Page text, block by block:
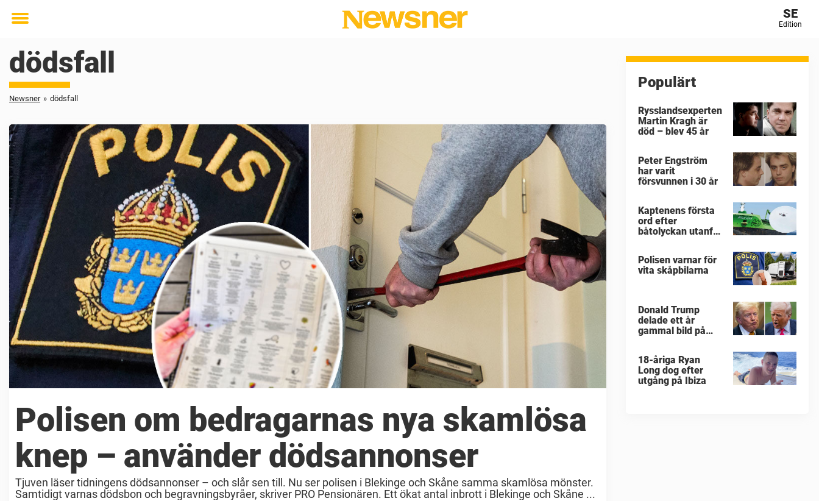
Toggle
SE
Edition
dödsfall
Newsner » dödsfall
Polisen om bedragarnas nya skamlösa
knep – använder dödsannonser
Tjuven läser tidningens dödsannonser – och slår sen till. Nu ser polisen i Blekinge och Skåne samma skamlösa mönster.
Samtidigt varnas dödsbon och begravningsbyråer, skriver PRO Pensionären. Ett ökat antal inbrott i Blekinge och Skåne ...
Populärt
Rysslandsexperten
Martin Kragh är
död – blev 45 år
Peter Engström
har varit
försvunnen i 30 år
Kaptenens första
ord efter
båtolyckan utanför
Polisen varnar för
vita skåpbilarna
Donald Trump
delade ett år
gammal bild på
18-åriga Ryan
Long dog efter
utgång på Ibiza